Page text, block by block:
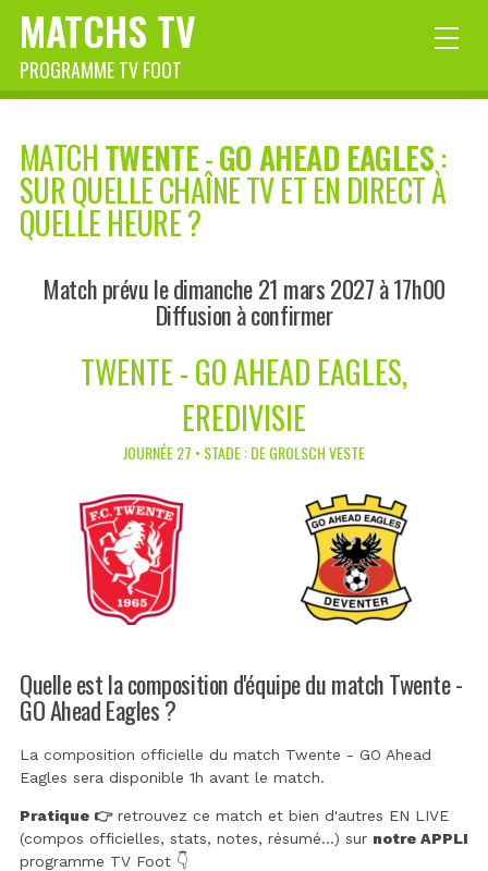
MATCHS TV
PROGRAMME TV FOOT
MATCHTWENTE-GO AHEAD EAGLES:
SUR QUELLE CHAÎNE TV ET EN DIRECT À
QUELLE HEURE ?
Match prévu le dimanche 21 mars 2027 à 17h00
Diffusion à confirmer
TWENTE - GO AHEAD EAGLES,
EREDIVISIE
JOURNÉE 27 • STADE : DE GROLSCH VESTE
Quelle est la composition d'équipe du match Twente -
GO Ahead Eagles ?
La composition officielle du match Twente - GO Ahead
Eagles sera disponible 1h avant le match.
Pratique 👉retrouvez ce match et bien d'autres EN LIVE
(compos officielles, stats, notes, résumé...) sur notre APPLI
programme TV Foot 👇